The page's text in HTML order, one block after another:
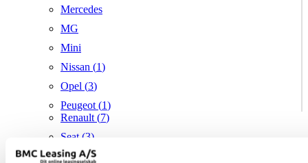
Mercedes
MG
Mini
Nissan (1)
Opel (3)
Peugeot (1)
Renault (7)
Seat (3)
Skoda (1